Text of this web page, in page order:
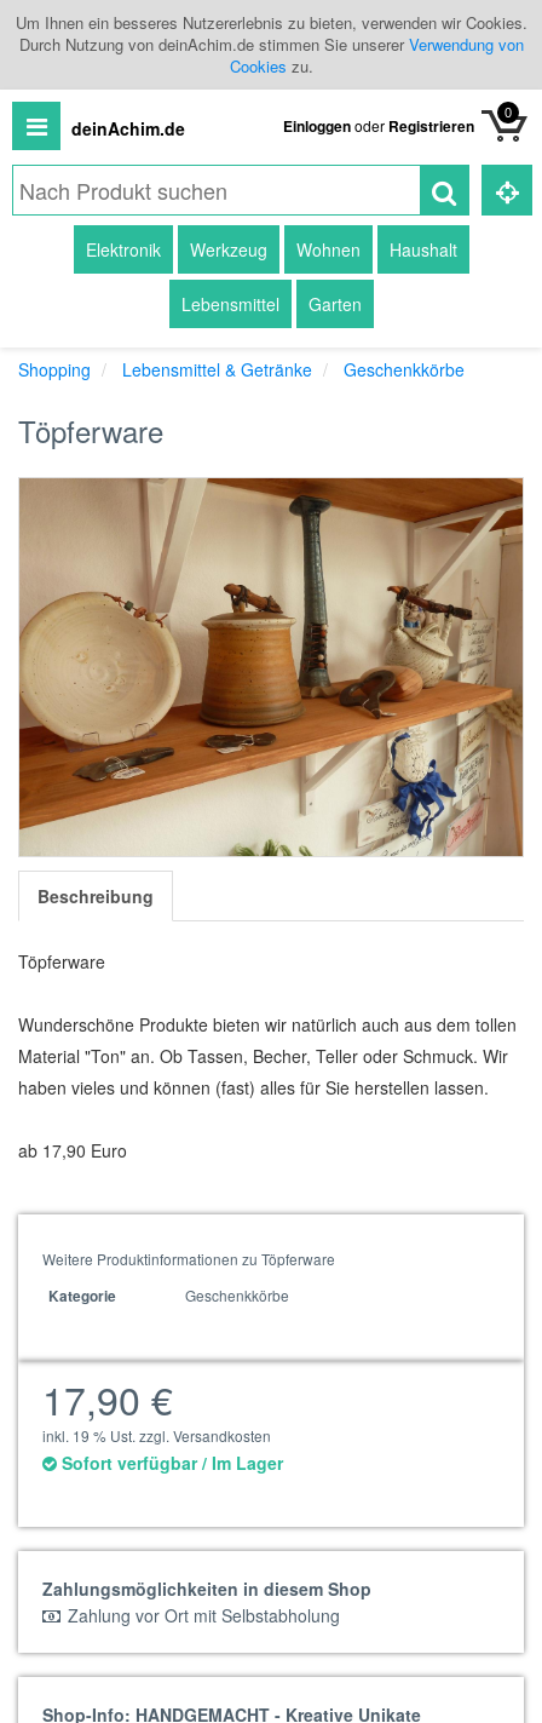
Um Ihnen ein besseres Nutzererlebnis zu bieten, verwenden wir Cookies.
Durch Nutzung von deinAchim.de stimmen Sie unsererVerwendung von
Cookies zu.
deinAchim.de Einloggenoder Registrieren
0
Produkte
Händlerübersicht
Branchenbuch
Elektronik Werkzeug Wohnen Haushalt
Lebensmittel Garten
Shopping Lebensmittel & Getränke Geschenkkörbe
Töpferware
Beschreibung
Töpferware
Wunderschöne Produkte bieten wir natürlich auch aus dem tollen
Material "Ton" an. Ob Tassen, Becher, Teller oder Schmuck. Wir
haben vieles und können (fast) alles für Sie herstellen lassen.
ab 17,90 Euro
Weitere Produktinformationen zu Töpferware
Kategorie
Geschenkkörbe
17,90 €
inkl. 19 % Ust. zzgl. Versandkosten
Sofort verfügbar / Im Lager
Zahlungsmöglichkeiten in diesem Shop
Zahlung vor Ort mit Selbstabholung
Shop-Info: HANDGEMACHT - Kreative Unikate